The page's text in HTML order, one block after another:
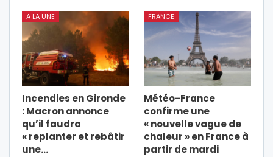
A LA UNE
Incendies en Gironde
: Macron annonce
qu’il faudra
« replanter et rebâtir
une…
FRANCE
Météo-France
confirme une
« nouvelle vague de
chaleur » en France à
partir de mardi